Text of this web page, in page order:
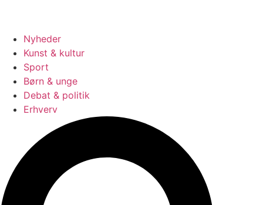
Nyheder
Kunst & kultur
Sport
Børn & unge
Debat & politik
Erhverv